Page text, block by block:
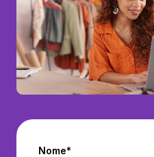
Nome*